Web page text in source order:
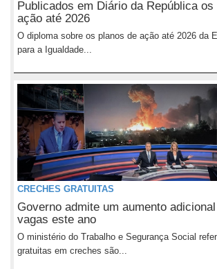
Publicados em Diário da República os
ação até 2026
O diploma sobre os planos de ação até 2026 da
para a Igualdade...
CRECHES GRATUITAS
Governo admite um aumento
vagas este ano
O ministério do Trabalho e Segurança Social
gratuitas em creches são...